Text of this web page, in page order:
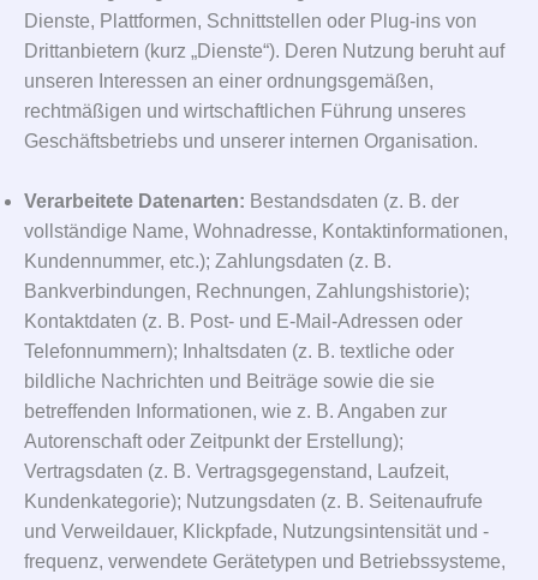
Dienste, Plattformen, Schnittstellen oder Plug-ins von
Drittanbietern (kurz „Dienste“). Deren Nutzung beruht auf
unseren Interessen an einer ordnungsgemäßen,
rechtmäßigen und wirtschaftlichen Führung unseres
Geschäftsbetriebs und unserer internen Organisation.
Verarbeitete Datenarten: Bestandsdaten (z. B. der
vollständige Name, Wohnadresse, Kontaktinformationen,
Kundennummer, etc.); Zahlungsdaten (z. B.
Bankverbindungen, Rechnungen, Zahlungshistorie);
Kontaktdaten (z. B. Post- und E-Mail-Adressen oder
Telefonnummern); Inhaltsdaten (z. B. textliche oder
bildliche Nachrichten und Beiträge sowie die sie
betreffenden Informationen, wie z. B. Angaben zur
Autorenschaft oder Zeitpunkt der Erstellung);
Vertragsdaten (z. B. Vertragsgegenstand, Laufzeit,
Kundenkategorie); Nutzungsdaten (z. B. Seitenaufrufe
und Verweildauer, Klickpfade, Nutzungsintensität und -
frequenz, verwendete Gerätetypen und Betriebssysteme,